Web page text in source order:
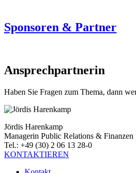
Sponsoren & Partner
Ansprechpartnerin
Haben Sie Fragen zum Thema, dann
Jördis Harenkamp
Managerin Public Relations & Finanzen
Tel.: +49 (30) 2 06 13 28-0
KONTAKTIEREN